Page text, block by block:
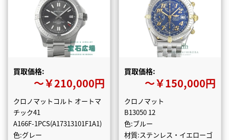
買取価格:
〜￥210,000円
クロノマットコルト オートマ
チック41
A166F-1PCS(A17313101F1A1)
色:グレー
買取価格:
〜￥150,000円
クロノマット
B13050 12
色:ブルー
材質:ステンレス・イエローゴ